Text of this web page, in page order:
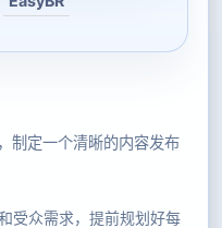
制定一个清晰的内容发布
受众需求，提前规划好每